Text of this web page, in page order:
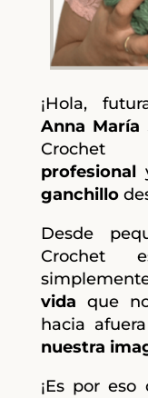
¡Hola,
Anna María
Crochet
profesional
ganchillo
Desde
Crochet
vida que
hacia
nuestra
¡Es por